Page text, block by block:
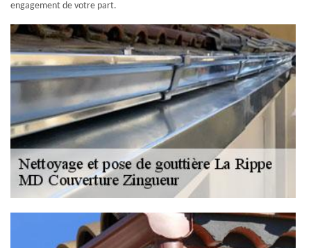
engagement de votre part.